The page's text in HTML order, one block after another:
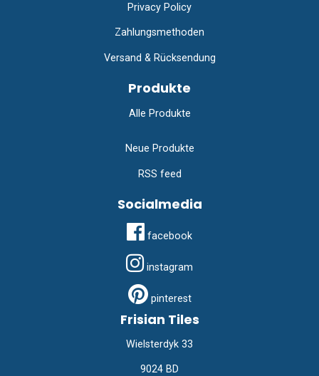
Privacy Policy
Zahlungsmethoden
Versand & Rücksendung
Produkte
Alle Produkte
Neue Produkte
RSS feed
Socialmedia
facebook
instagram
pinterest
Frisian Tiles
Wielsterdyk 33
9024 BD